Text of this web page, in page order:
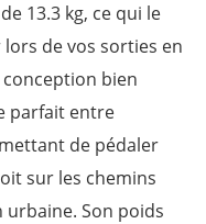
13.3 kg, ce qui le
de vos sorties en
bien
parfait entre
de pédaler
sur les chemins
Son poids